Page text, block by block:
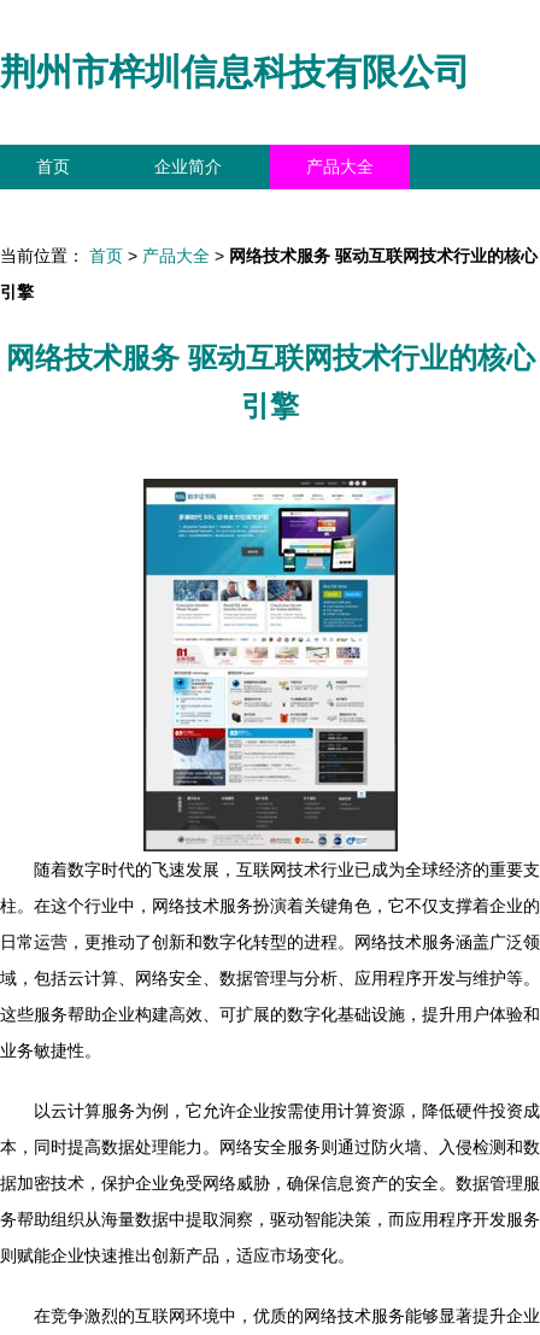
荆州市梓圳信息科技有限公司
首页 企业简介 产品大全
当前位置： 首页 > 产品大全 > 网络技术服务 驱动互联网技术行业的核心
引擎
网络技术服务 驱动互联网技术行业的核心
引擎
随着数字时代的飞速发展，互联网技术行业已成为全球经济的重要支
柱。在这个行业中，网络技术服务扮演着关键角色，它不仅支撑着企业的
日常运营，更推动了创新和数字化转型的进程。网络技术服务涵盖广泛领
域，包括云计算、网络安全、数据管理与分析、应用程序开发与维护等。
这些服务帮助企业构建高效、可扩展的数字化基础设施，提升用户体验和
业务敏捷性。
以云计算服务为例，它允许企业按需使用计算资源，降低硬件投资成
本，同时提高数据处理能力。网络安全服务则通过防火墙、入侵检测和数
据加密技术，保护企业免受网络威胁，确保信息资产的安全。数据管理服
务帮助组织从海量数据中提取洞察，驱动智能决策，而应用程序开发服务
则赋能企业快速推出创新产品，适应市场变化。
在竞争激烈的互联网环境中，优质的网络技术服务能够显著提升企业